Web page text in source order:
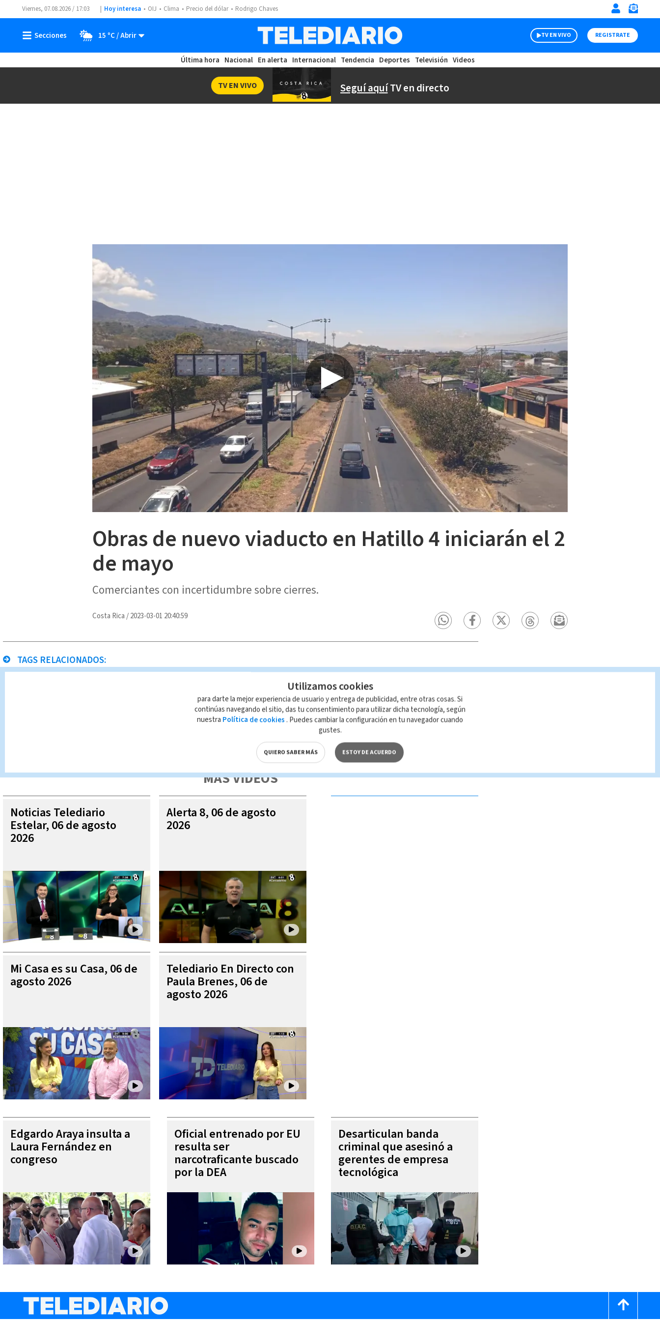
Viernes, 07.08.2026 / 17:03 Hoy interesa OIJ Clima Precio del dólar Rodrigo Chaves
15 ºC TV EN VIVO REGISTRATE
Última hora Nacional En alerta Internacional Tendencia Deportes Televisión Videos
Seguí aquíTV en directo
TV EN VIVO
Obras de nuevo viaducto en Hatillo 4 iniciarán el 2
de mayo
Comerciantes con incertidumbre sobre cierres.
Costa Rica /2023-03-01 20:40:59
TAGS RELACIONADOS:
Queda prohibida la reproducción total o parcial del contenido de esta página, mismo que es propiedad de TELEDIARIO; su reproducción no
autorizada constituye una infracción y un delito de conformidad con las leyes aplicables.
MÁS VIDEOS
Noticias Telediario
Estelar, 06 de agosto
2026
Alerta 8, 06 de agosto
2026
Mi Casa es su Casa, 06 de
agosto 2026
Telediario En Directo con
Paula Brenes, 06 de
agosto 2026
Edgardo Araya insulta a
Laura Fernández en
congreso
Oficial entrenado por EU
resulta ser
narcotraficante buscado
por la DEA
Desarticulan banda
criminal que asesinó a
gerentes de empresa
tecnológica
Utilizamos cookies
para darte la mejor experiencia de usuario y entrega de publicidad, entre otras cosas. Si
continúas navegando el sitio, das tu consentimiento para utilizar dicha tecnología, según
nuestra Política de cookies . Puedes cambiar la configuración en tu navegador cuando
gustes.
QUIERO SABER MÁS ESTOY DE ACUERDO